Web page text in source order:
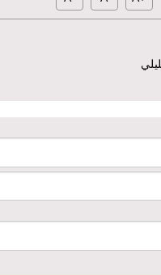
لدعم استعادة سبل العيش في حلب -
محافظتي الرقة ودير الزور – المرحلة
آمن وكريم في الرقة ودير الزور -
والبنية التحتية المستدامة في
لإعادة التأهيل في مدينة جسر الشغور